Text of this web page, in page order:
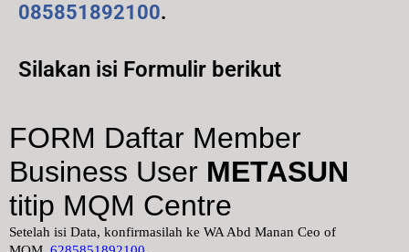
085851892100.
Silakan isi Formulir berikut